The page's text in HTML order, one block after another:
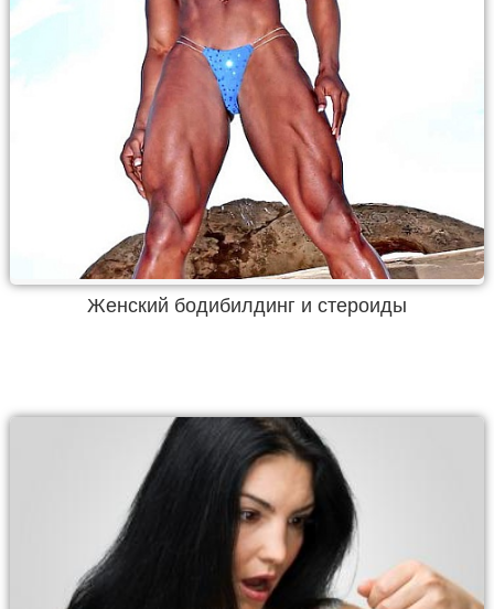
Женский бодибилдинг и стероиды